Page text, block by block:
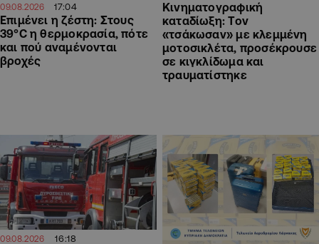
09.08.2026 17:04
Επιμένει η ζέστη: Στους
39°C η θερμοκρασία, πότε
και πού αναμένονται
βροχές
Κινηματογραφική
καταδίωξη: Τον
«τσάκωσαν» με κλεμμένη
μοτοσικλέτα, προσέκρουσε
σε κιγκλίδωμα και
τραυματίστηκε
09.08.2026 16:18